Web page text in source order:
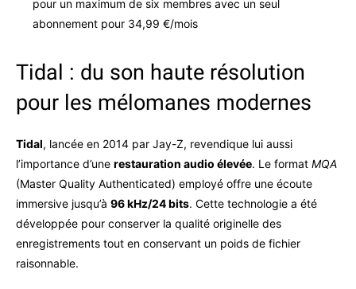
pour un maximum de six membres avec un seul
abonnement pour 34,99 €/mois
Tidal : du son haute résolution
pour les mélomanes modernes
Tidal, lancée en 2014 par Jay-Z, revendique lui aussi
l’importance d’une restauration audio élevée. Le format MQA
(Master Quality Authenticated) employé offre une écoute
immersive jusqu’à 96 kHz/24 bits. Cette technologie a été
développée pour conserver la qualité originelle des
enregistrements tout en conservant un poids de fichier
raisonnable.